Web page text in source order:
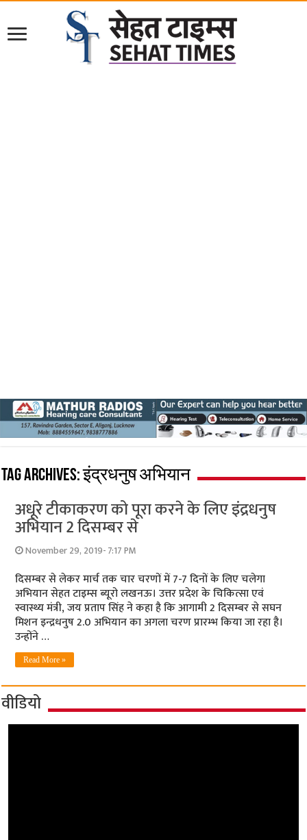
Tag Archives:इंद्रधनुष अभियान
अधूरे टीकाकरण को पूरा करने के लिए इंद्रधनुष
अभियान 2 दिसम्‍बर से
November 29, 2019- 7:17 PM
दिसम्‍बर से लेकर मार्च तक चार चरणों में 7-7 दिनों के लिए चलेगा
अभियान सेहत टाइम्‍स ब्‍यूरो लखनऊ। उत्तर प्रदेश के चिकित्सा एवं
स्वास्थ्य मंत्री, जय प्रताप सिंह ने कहा है कि आगामी 2 दिसम्बर से सघन
मिशन इन्द्रधनुष 2.0 अभियान का अगला चरण प्रारम्भ किया जा रहा है।
उन्होंने …
Read More »
वीडियो